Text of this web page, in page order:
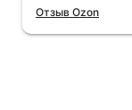
Отзыв Ozon